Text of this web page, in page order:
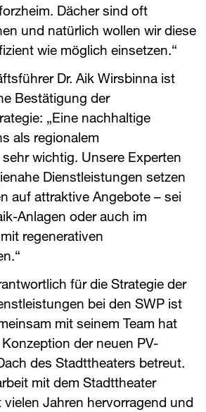
Dächer sind oft
und natürlich wollen wir diese
wie möglich einsetzen.“
Dr. Aik Wirsbinna ist
Bestätigung der
„Eine nachhaltige
als regionalem
wichtig. Unsere Experten
Dienstleistungen setzen
auf attraktive Angebote – sei
Anlagen oder auch im
regenerativen
für die Strategie der
bei den SWP ​ ist
mit seinem Team hat
der neuen PV-
des Stadttheaters betreut.
mit dem Stadttheater
Jahren hervorragend und